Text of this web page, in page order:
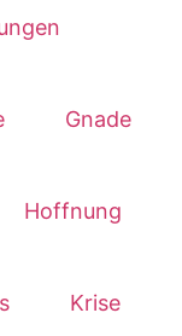
Gnade
Hoffnung
Krise